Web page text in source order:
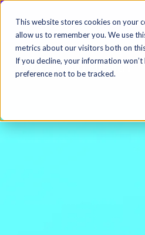
This website stores cookies on your
allow us to remember you. We use
metrics about our visitors both on
If you decline, your information
preference not to be tracked.